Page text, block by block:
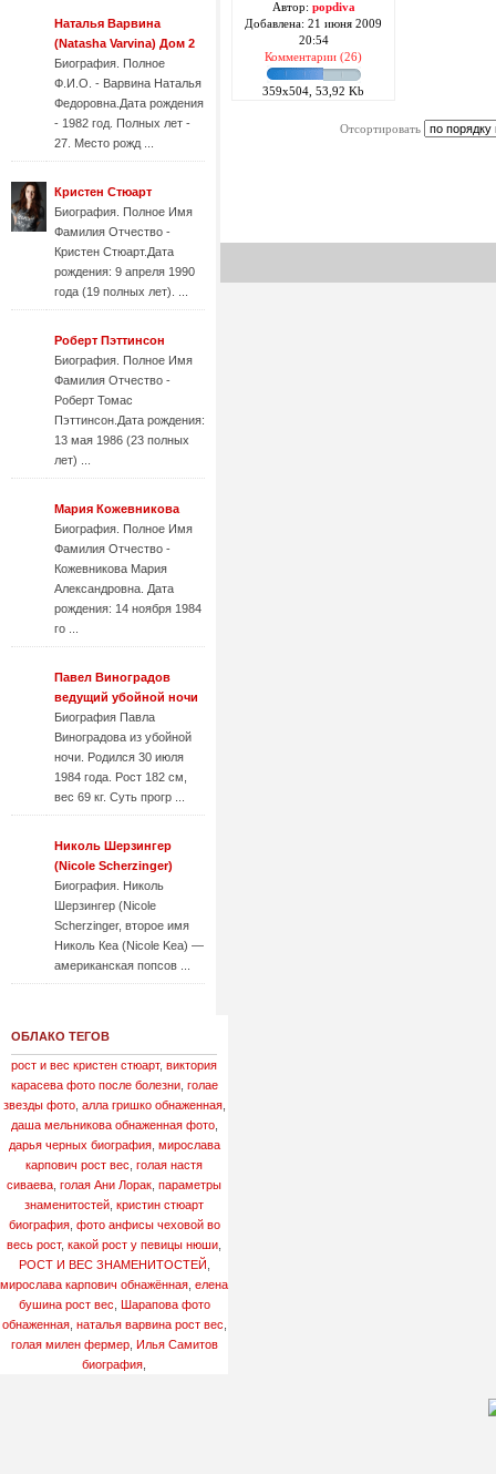
Наталья Варвина
(Natasha Varvina) Дом 2
Биография. Полное
Ф.И.О. - Варвина Наталья
Федоровна.Дата рождения
- 1982 год. Полных лет -
27. Место рожд ...
Кристен Стюарт
Биография. Полное Имя
Фамилия Отчество -
Кристен Стюарт.Дата
рождения: 9 апреля 1990
года (19 полных лет). ...
Роберт Пэттинсон
Биография. Полное Имя
Фамилия Отчество -
Роберт Томас
Пэттинсон.Дата рождения:
13 мая 1986 (23 полных
лет) ...
Мария Кожевникова
Биография. Полное Имя
Фамилия Отчество -
Кожевникова Мария
Александровна. Дата
рождения: 14 ноября 1984
го ...
Павел Виноградов
ведущий убойной ночи
Биография Павла
Виноградова из убойной
ночи. Родился 30 июля
1984 года. Рост 182 см,
вес 69 кг. Суть прогр ...
Николь Шерзингер
(Nicole Scherzinger)
Биография. Николь
Шерзингер (Nicole
Scherzinger, второе имя
Николь Кеа (Nicole Kea) —
американская попсов ...
ОБЛАКО ТЕГОВ
рост и вес кристен стюарт, виктория
карасева фото после болезни, голае
звезды фото, алла гришко обнаженная,
даша мельникова обнаженная фото,
дарья черных биография, мирослава
карпович рост вес голая настя
сиваева голая Ани Лорак параметры
знаменитостей кристин стюарт
биография, фото анфисы чеховой во
весь рост, какой рост у певицы нюши
РОСТ И ВЕС ЗНАМЕНИТОСТЕЙ
мирослава карпович обнажённая елена
бушина рост вес Шарапова фото
обнаженная, наталья варвина рост вес
голая милен фермер, Илья Самитов
биография
Автор: popdiva
Добавлена: 21 июня 2009
20:54
Комментарии (26)
359x504, 53,92 Kb
Отсортировать